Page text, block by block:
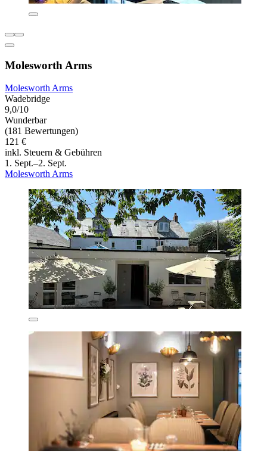
Molesworth Arms
Molesworth Arms
Wadebridge
9,0/10
Wunderbar
(181 Bewertungen)
121 €
inkl. Steuern & Gebühren
1. Sept.–2. Sept.
Molesworth Arms